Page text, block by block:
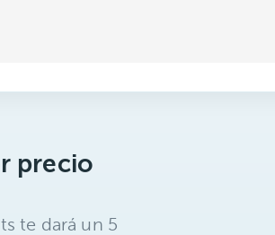
precio
te dará un 5